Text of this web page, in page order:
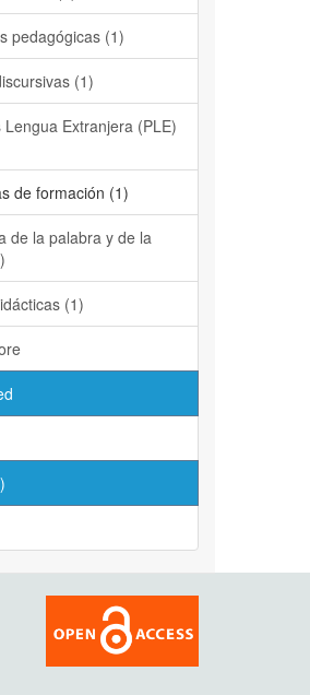
pedagógicas (1)
(1)
Lengua Extranjera (PLE)
de formación (1)
de la palabra y de la
(1)